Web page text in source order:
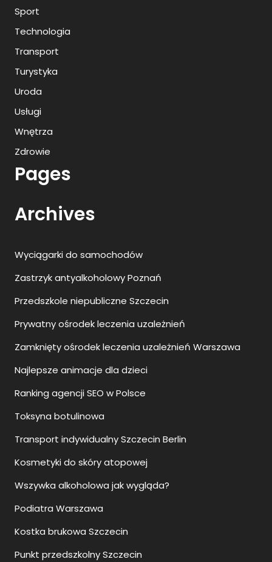
Sport
Technologia
Transport
Turystyka
Uroda
Usługi
Wnętrza
Zdrowie
Pages
Archives
Wyciągarki do samochodów
Zastrzyk antyalkoholowy Poznań
Przedszkole niepubliczne Szczecin
Prywatny ośrodek leczenia uzależnień
Zamknięty ośrodek leczenia uzależnień Warszawa
Najlepsze animacje dla dzieci
Ranking agencji SEO w Polsce
Toksyna botulinowa
Transport indywidualny Szczecin Berlin
Kosmetyki do skóry atopowej
Wszywka alkoholowa jak wygląda?
Podiatra Warszawa
Kostka brukowa Szczecin
Punkt przedszkolny Szczecin